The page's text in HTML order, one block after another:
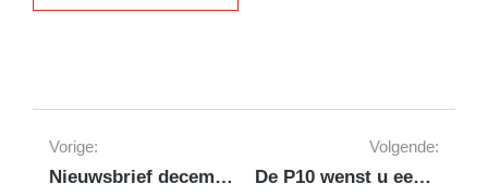
Vorige:
Nieuwsbrief december 2020
Volgende:
De P10 wenst u een prachtig en vitaal 2021